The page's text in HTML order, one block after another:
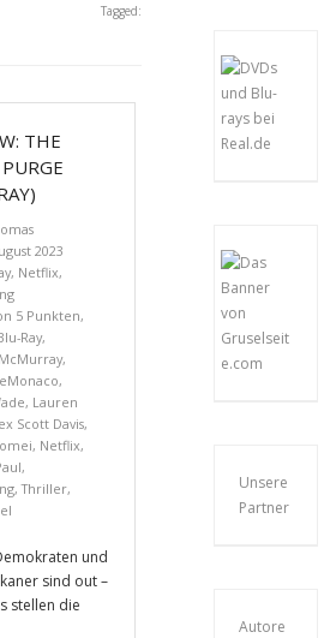
Tagged:
THE
2023
, Netflix,
5 Punkten,
Ray,
,
,
, Lauren
Scott Davis,
, Netflix,
,
,Thriller,
und
sind out –
stellen die
Unsere
Partner
Autore